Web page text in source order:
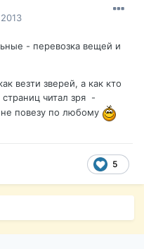
- перевозка вещей и
везти зверей, а как кто
читал зря -
повезу по любому
5